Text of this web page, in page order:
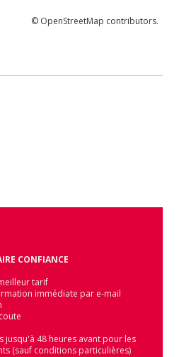
© OpenStreetMap contributors.
CONFIANCE
tarif
immédiate par e-mail
jusqu'à 48 heures avant pour les
(sauf conditions particulières)